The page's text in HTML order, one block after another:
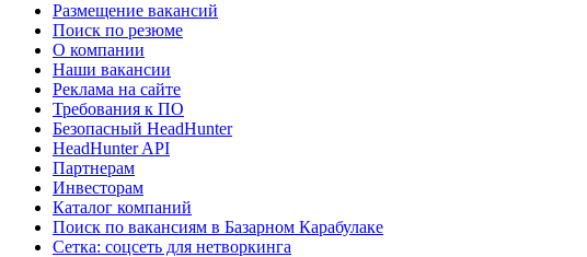
Размещение вакансий
Поиск по резюме
О компании
Наши вакансии
Реклама на сайте
Требования к ПО
Безопасный HeadHunter
HeadHunter API
Партнерам
Инвесторам
Каталог компаний
Поиск по вакансиям в Базарном Карабулаке
Сетка: соцсеть для нетворкинга